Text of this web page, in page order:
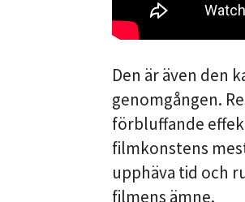
Den är även den
genomgången.
förbluffande
filmkonstens
upphäva tid och
filmens ämne.